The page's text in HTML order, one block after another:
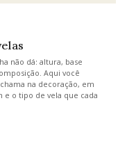
não dá: altura, base
Aqui você
na decoração, em
o tipo de vela que cada